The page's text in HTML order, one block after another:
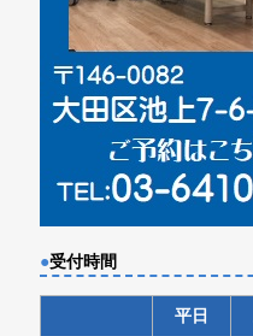
●受付時間
平日